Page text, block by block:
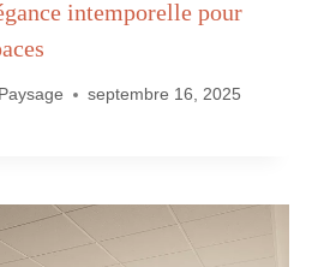
intemporelle pour
septembre 16, 2025